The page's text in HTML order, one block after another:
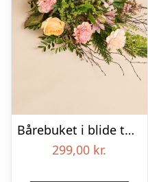
Bårebuket i blide toner
299,00 kr.